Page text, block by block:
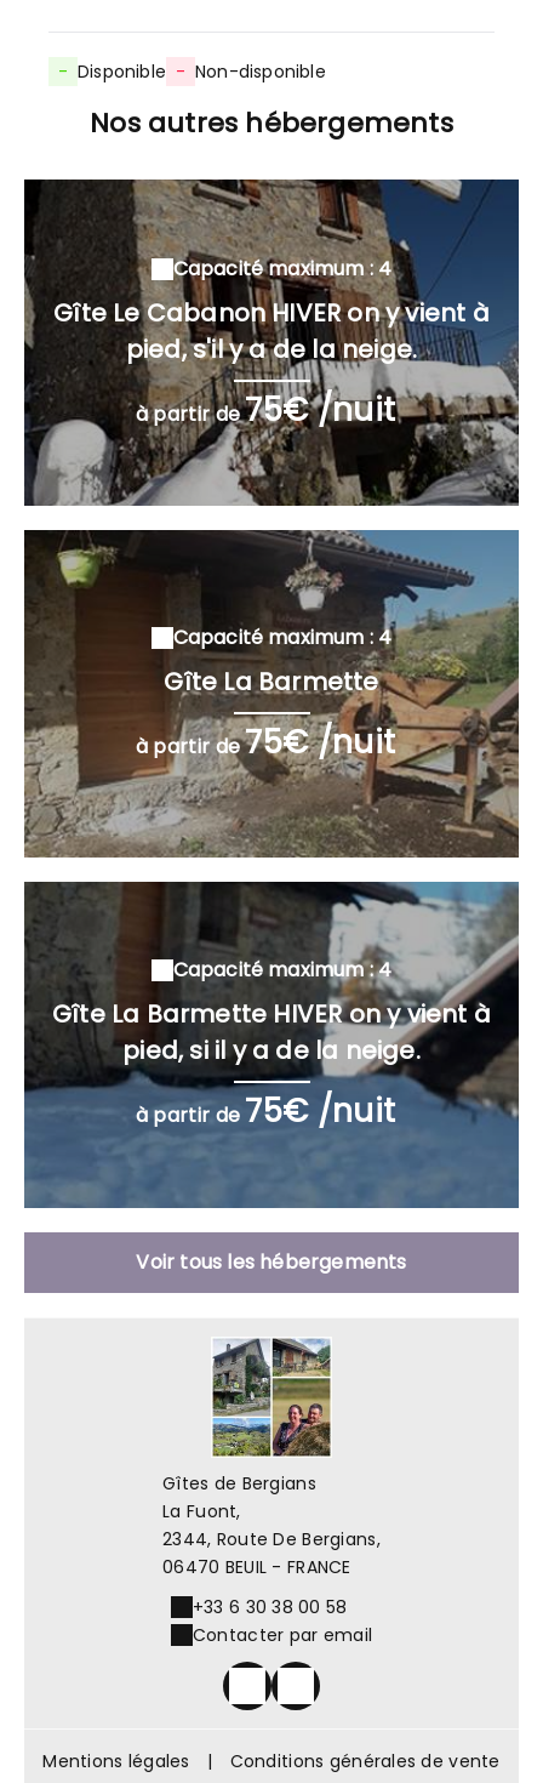
- Disponible - Non-disponible
Nos autres hébergements
Capacité maximum : 4
Gîte Le Cabanon HIVER on y vient à
pied, s'il y a de la neige.
à partir de75€ /nuit
Capacité maximum : 4
Gîte La Barmette
à partir de75€ /nuit
Capacité maximum : 4
Gîte La Barmette HIVER on y vient à
pied, si il y a de la neige.
à partir de 75€ /nuit
Voir tous les hébergements
Gîtes de Bergians
La Fuont,
2344, Route De Bergians,
06470 BEUIL - FRANCE
+33 6 30 38 00 58
Contacter par email
Mentions légales | Conditions générales de vente